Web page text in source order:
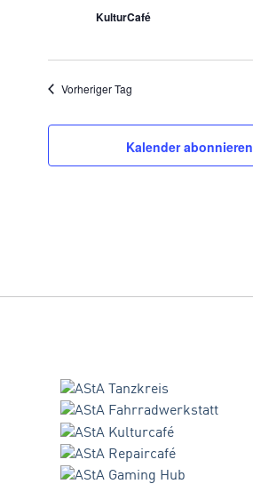
KulturCafé
Vorheriger Tag
Kalender abonnieren